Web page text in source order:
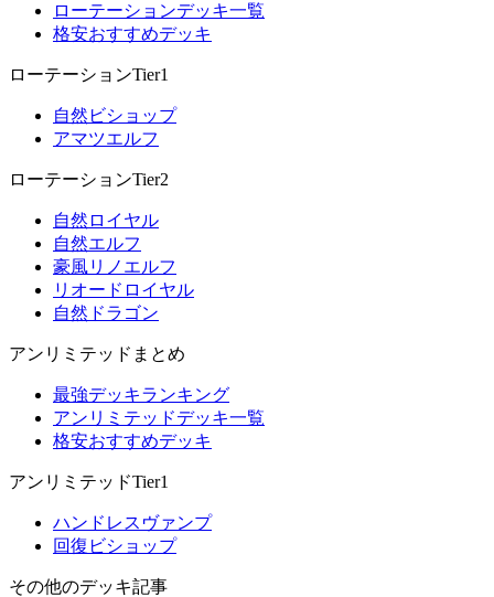
ローテーションデッキ一覧
格安おすすめデッキ
ローテーションTier1
自然ビショップ
アマツエルフ
ローテーションTier2
自然ロイヤル
自然エルフ
豪風リノエルフ
リオードロイヤル
自然ドラゴン
アンリミテッドまとめ
最強デッキランキング
アンリミテッドデッキ一覧
格安おすすめデッキ
アンリミテッドTier1
ハンドレスヴァンプ
回復ビショップ
その他のデッキ記事